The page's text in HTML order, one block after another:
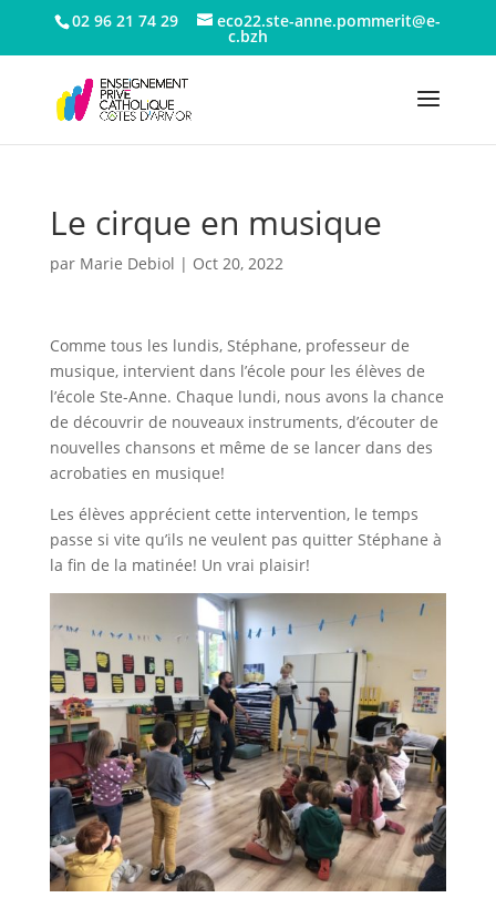
02 96 21 74 29 eco22.ste-anne.pommerit@e-
c.bzh
Le cirque en musique
par Marie Debiol | Oct 20, 2022
Comme tous les lundis, Stéphane, professeur de
musique, intervient dans l’école pour les élèves de
l’école Ste-Anne. Chaque lundi, nous avons la chance
de découvrir de nouveaux instruments, d’écouter de
nouvelles chansons et même de se lancer dans des
acrobaties en musique!
Les élèves apprécient cette intervention, le temps
passe si vite qu’ils ne veulent pas quitter Stéphane à
la fin de la matinée! Un vrai plaisir!